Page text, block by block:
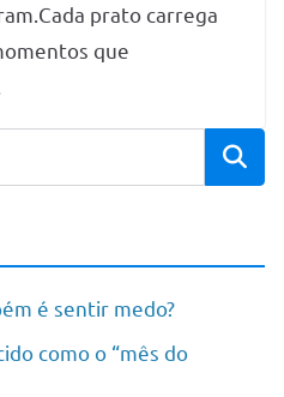
prato carrega
que
é sentir medo?
como o “mês do